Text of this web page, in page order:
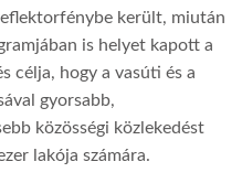
került, miután
is helyet kapott a
célja, hogy a vasúti és a
gyorsabb,
közösségi közlekedést
lakója számára.